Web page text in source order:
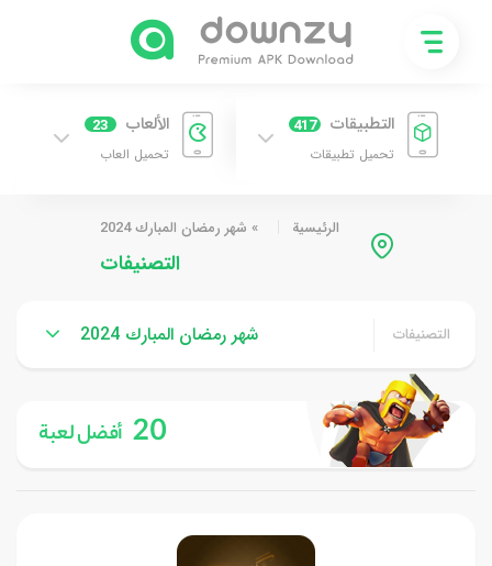
التطبيقات 417
تحميل تطبيقات
الألعاب 23
تحميل العاب
الرئيسية » شهر رمضان المبارك 2024
التصنيفات
التصنيفات شهر رمضان المبارك 2024
20 أفضل لعبة